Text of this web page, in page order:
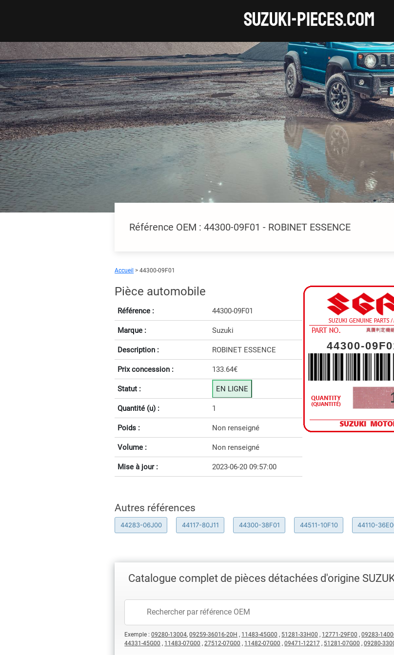
SUZUKI-pieces.com
Référence OEM : 44300-09F01 - ROBINET ESSENCE
Accueil > 44300-09F01
Pièce automobile
Référence : 44300-09F01
Marque : Suzuki
Description : ROBINET ESSENCE
Prix concession : 133.64€
Statut : EN LIGNE
Quantité (u) : 1
Poids : Non renseigné
Volume : Non renseigné
Mise à jour : 2023-06-20 09:57:00
44300-
Autres références
44283-06J00 44117-80J11 44300-38F01 44511-10F10 44110-
Catalogue complet de pièces détachées d'origine
Exemple :09280-13004,09259-36016-20H , 11483-45G00 , 51281-33H00 , 12771-29F00 ,09283-
44331-45G00 , 11483-07G00 ,27512-07G00 , 11482-07G00 ,09471-12217 , 51281-07G00 ,09280-